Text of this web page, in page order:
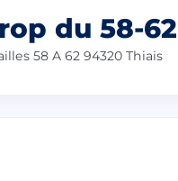
du 58-
58 A 62 94320 Thiais